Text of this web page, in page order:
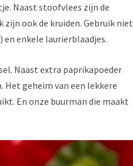
Naast stoofvlees zijn de
ook de kruiden. Gebruik niet
enkele laurierblaadjes.
Naast extra paprikapoeder
Het geheim van een lekkere
En onze buurman die maakt